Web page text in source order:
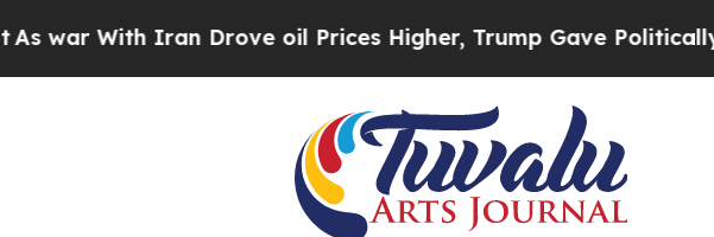
With Iran Drove oil Prices Higher, Trump Gave Politically